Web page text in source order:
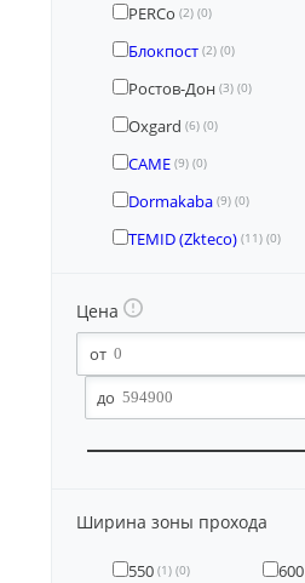
PERCo (2) (0)
Блокпост (2) (0)
Ростов-Дон (3) (0)
Oxgard (6) (0)
CAME (9) (0)
Dormakaba (9) (0)
TEMID (Zkteco) (11) (0)
Цена
Ширина зоны прохода
550 (1) (0) 600